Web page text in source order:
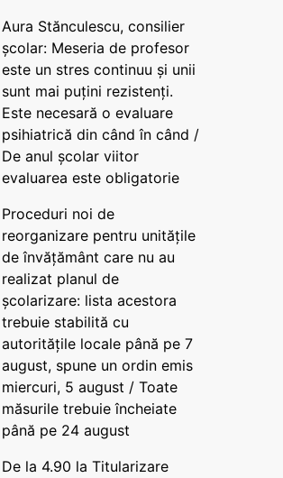
Aura Stănculescu, consilier
școlar: Meseria de profesor
este un stres continuu și unii
sunt mai puțini rezistenți.
Este necesară o evaluare
psihiatrică din când în când /
De anul școlar viitor
evaluarea este obligatorie
Proceduri noi de
reorganizare pentru unitățile
de învățământ care nu au
realizat planul de
școlarizare: lista acestora
trebuie stabilită cu
autoritățile locale până pe 7
august, spune un ordin emis
miercuri, 5 august / Toate
măsurile trebuie încheiate
până pe 24 august
De la 4.90 la Titularizare